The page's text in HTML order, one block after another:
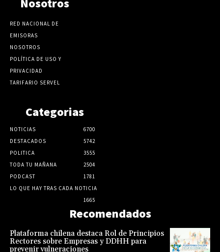
Nosotros
RED NACIONAL DE
EMISORAS
NOSOTROS
POLÍTICA DE USO Y
PRIVACIDAD
TARIFARIO SERVEL
Categorias
NOTICIAS
6700
DESTACADOS
5742
POLITICA
3555
TODA TU MAÑANA
2504
PODCAST
1781
LO QUE HAY TRAS CADA NOTICIA
1665
Recomendados
Plataforma chilena destaca Rol de Principios
Rectores sobre Empresas y DDHH para
prevenir vulneraciones